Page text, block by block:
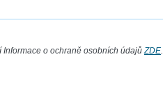
o ochraně osobních údajůZDE.